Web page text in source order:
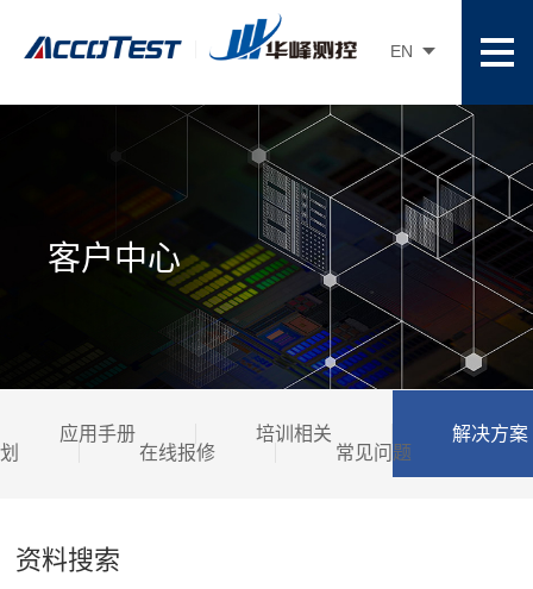
EN
客户中心
应用手册 培训相关
解决方案
划
在线报修 常见问题
资料搜索